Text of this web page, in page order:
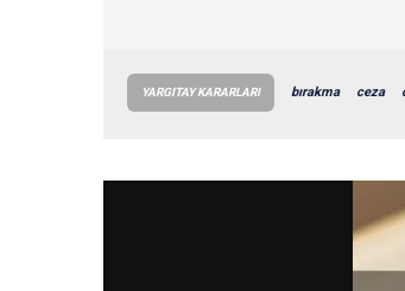
YARGITAY KARARLARI bırakma ceza